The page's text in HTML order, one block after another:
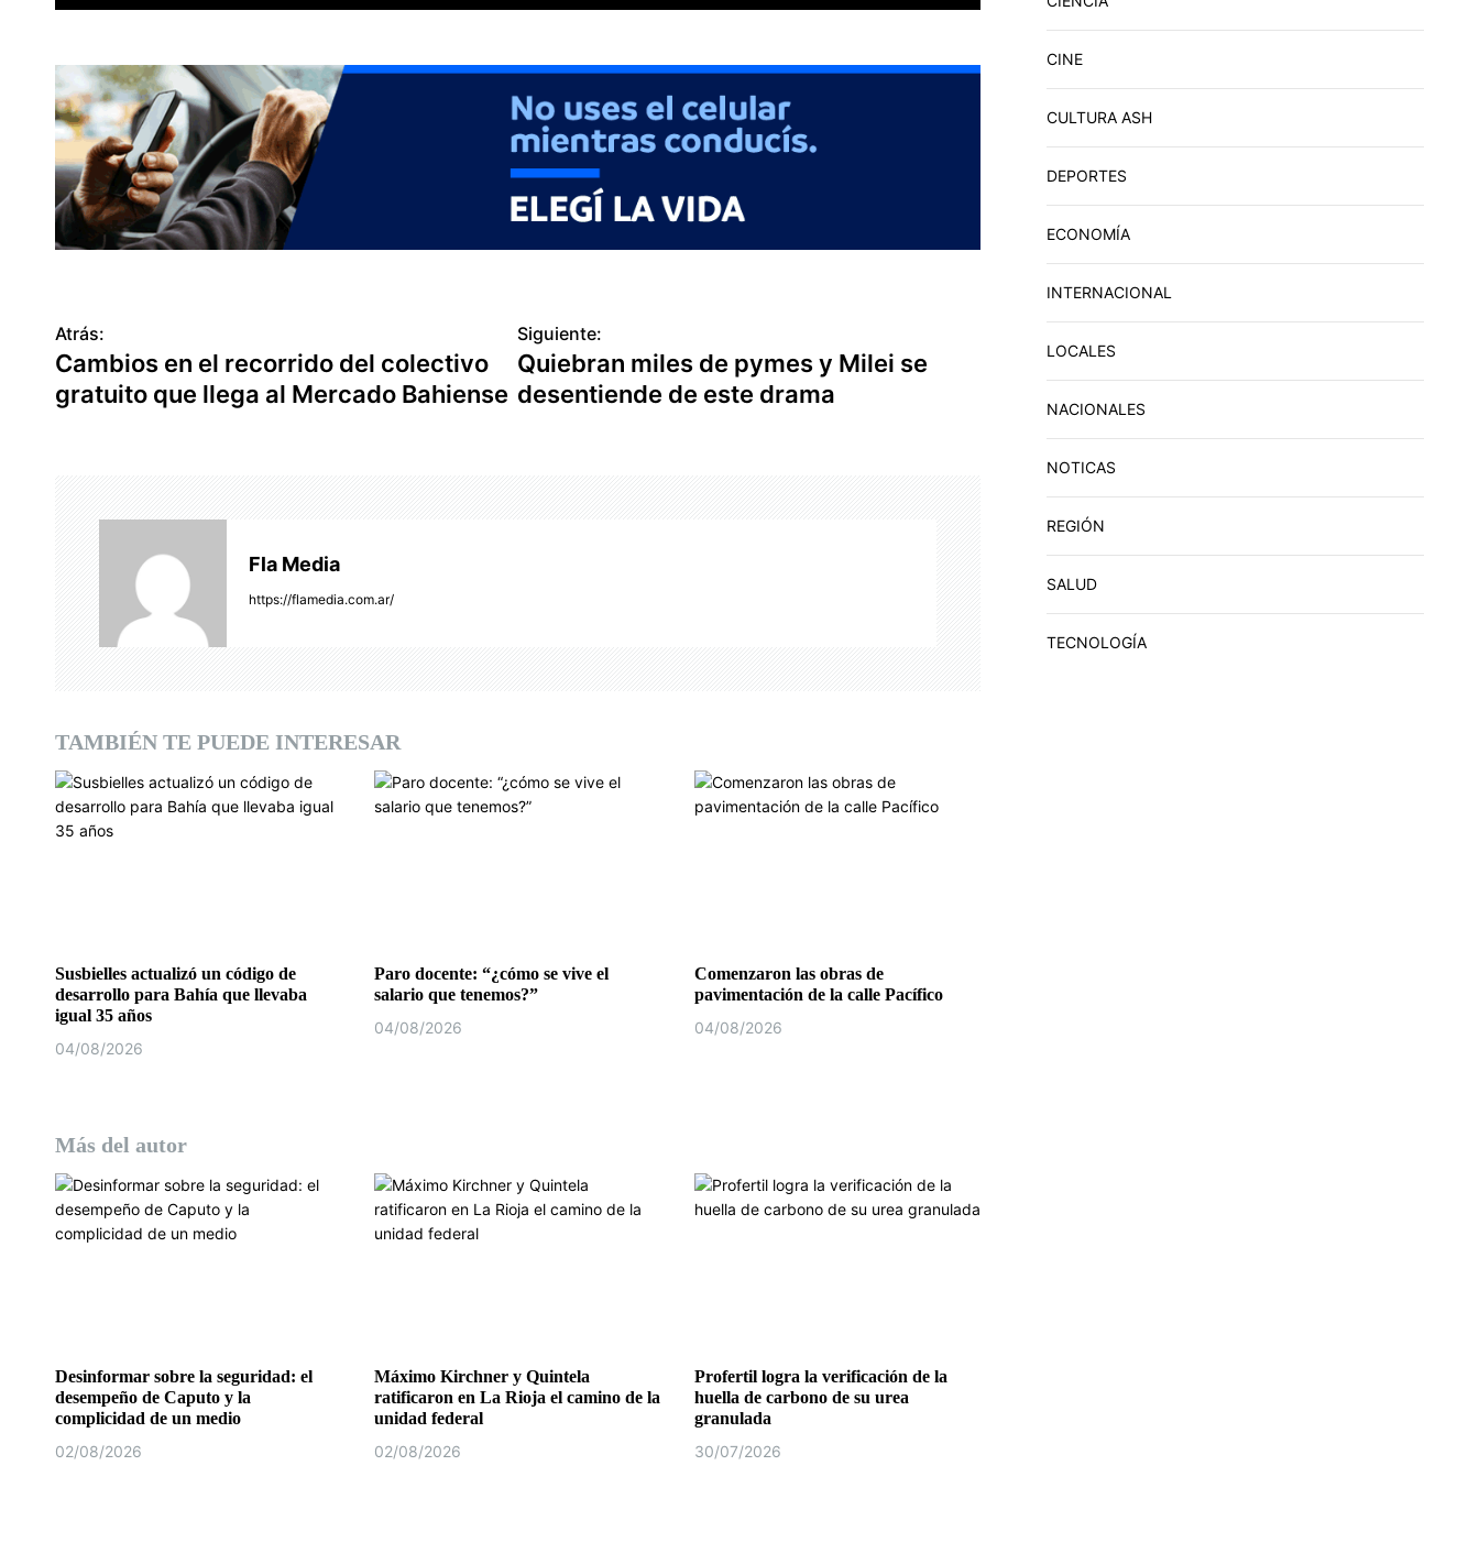
N
a
d
e
e
r
a
d
s
Atrás:
Cambios en el recorrido del colectivo
gratuito que llega al Mercado Bahiense
Siguiente:
Quiebran miles de pymes y Milei se
desentiende de este drama
Fla Media
https://flamedia.com.ar/
TAMBIÉN TE PUEDE INTERESAR
Susbielles actualizó un código de
desarrollo para Bahía que llevaba
igual 35 años
04/08/2026
Paro docente: “¿cómo se vive el
salario que tenemos?”
04/08/2026
Comenzaron las obras de
pavimentación de la calle Pacífico
04/08/2026
Más del autor
Desinformar sobre la seguridad: el
desempeño de Caputo y la
complicidad de un medio
02/08/2026
Máximo Kirchner y Quintela
ratificaron en La Rioja el camino de la
unidad federal
02/08/2026
Profertil logra la verificación de la
huella de carbono de su urea
granulada
30/07/2026
CINE
CULTURA ASH
DEPORTES
ECONOMÍA
INTERNACIONAL
LOCALES
NACIONALES
NOTICAS
REGIÓN
SALUD
TECNOLOGÍA